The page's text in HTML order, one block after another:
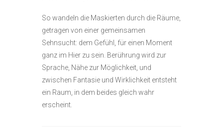
So wandeln die Maskierten durch die Räume,
getragen von einer gemeinsamen
Sehnsucht: dem Gefühl, für einen Moment
ganz im Hier zu sein. Berührung wird zur
Sprache, Nähe zur Möglichkeit, und
zwischen Fantasie und Wirklichkeit entsteht
ein Raum, in dem beides gleich wahr
erscheint.